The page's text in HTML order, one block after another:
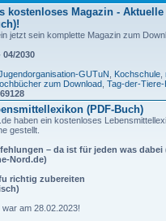
kostenloses Magazin - Aktuelle
jetzt sein komplette Magazin zum
04/2030
GUTuN Kochschule
zum Download Tag-der-
(PDF-Buch)
haben ein kostenloses
gestellt.
– da ist für jeden was dabei
Nord.de)
richtig zubereiten
am 28.02.2023!